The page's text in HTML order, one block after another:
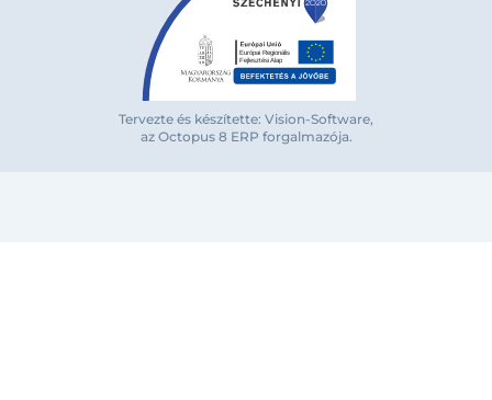
Tervezte és készítette: Vision-Software,
az Octopus 8 ERP forgalmazója.